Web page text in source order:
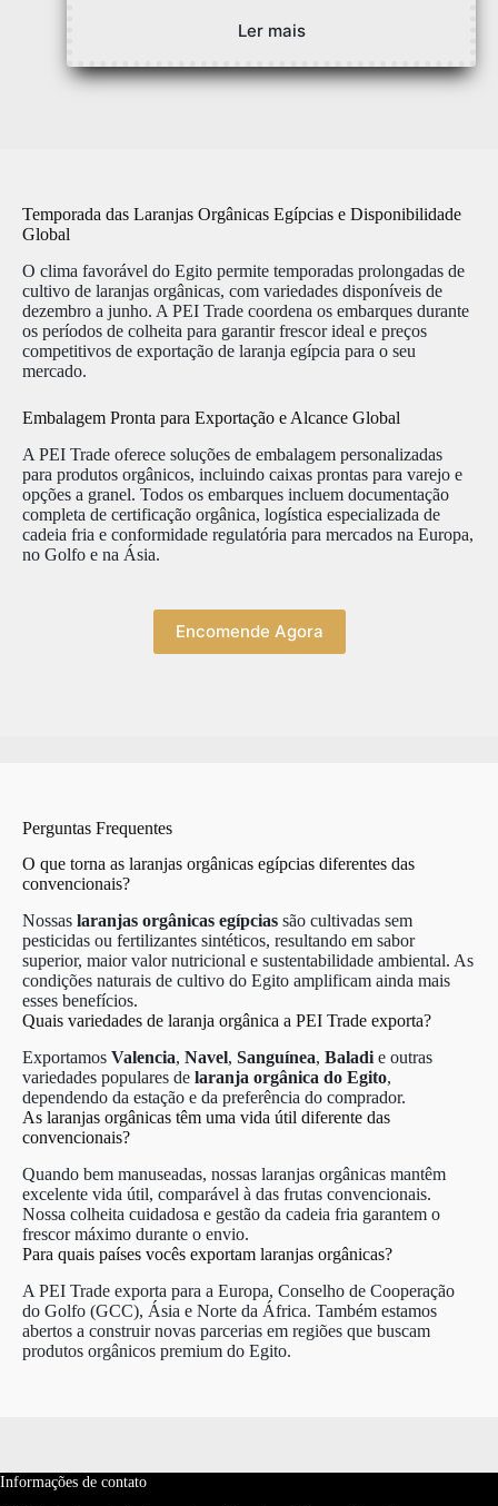
Ler mais
Temporada das Laranjas Orgânicas Egípcias e Disponibilidade
Global
O clima favorável do Egito permite temporadas prolongadas de
cultivo de laranjas orgânicas, com variedades disponíveis de
dezembro a junho. A PEI Trade coordena os embarques durante
os períodos de colheita para garantir frescor ideal e preços
competitivos de exportação de laranja egípcia para o seu
mercado.
Embalagem Pronta para Exportação e Alcance Global
A PEI Trade oferece soluções de embalagem personalizadas
para produtos orgânicos, incluindo caixas prontas para varejo e
opções a granel. Todos os embarques incluem documentação
completa de certificação orgânica, logística especializada de
cadeia fria e conformidade regulatória para mercados na Europa,
no Golfo e na Ásia.
Encomende Agora
Perguntas Frequentes
O que torna as laranjas orgânicas egípcias diferentes das
convencionais?
Nossas laranjas orgânicas egípcias são cultivadas sem
pesticidas ou fertilizantes sintéticos, resultando em sabor
superior, maior valor nutricional e sustentabilidade ambiental. As
condições naturais de cultivo do Egito amplificam ainda mais
esses benefícios.
Quais variedades de laranja orgânica a PEI Trade exporta?
Exportamos Valencia, Navel, Sanguínea, Baladi e outras
variedades populares de laranja orgânica do Egito,
dependendo da estação e da preferência do comprador.
As laranjas orgânicas têm uma vida útil diferente das
convencionais?
Quando bem manuseadas, nossas laranjas orgânicas mantêm
excelente vida útil, comparável à das frutas convencionais.
Nossa colheita cuidadosa e gestão da cadeia fria garantem o
frescor máximo durante o envio.
Para quais países vocês exportam laranjas orgânicas?
A PEI Trade exporta para a Europa, Conselho de Cooperação
do Golfo (GCC), Ásia e Norte da África. Também estamos
abertos a construir novas parcerias em regiões que buscam
produtos orgânicos premium do Egito.
Informações de contato